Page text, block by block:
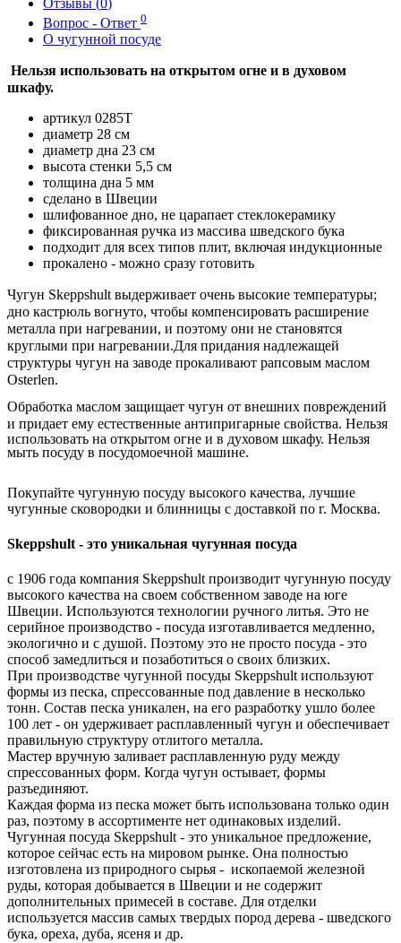
Отзывы (0)
Вопрос - Ответ 0
О чугунной посуде
Нельзя использовать на открытом огне и в духовом
шкафу.
артикул 0285T
диаметр 28 см
диаметр дна 23 см
высота стенки 5,5 см
толщина дна 5 мм
сделано в Швеции
шлифованное дно, не царапает стеклокерамику
фиксированная ручка из массива шведского бука
подходит для всех типов плит, включая индукционные
прокалено - можно сразу готовить
Чугун Skeppshult выдерживает очень высокие температуры;
дно кастрюль вогнуто, чтобы компенсировать расширение
металла при нагревании, и поэтому они не становятся
круглыми при нагревании.Для придания надлежащей
структуры чугун на заводе прокаливают рапсовым маслом
Osterlen.
Обработка маслом защищает чугун от внешних повреждений
и придает ему естественные антипригарные свойства. Нельзя
использовать на открытом огне и в духовом шкафу. Нельзя
мыть посуду в посудомоечной машине.
Покупайте чугунную посуду высокого качества, лучшие
чугунные сковородки и блинницы с доставкой по г. Москва.
Skeppshult - это уникальная чугунная посуда
с 1906 года компания Skeppshult производит чугунную посуду
высокого качества на своем собственном заводе на юге
Швеции. Используются технологии ручного литья. Это не
серийное производство - посуда изготавливается медленно,
экологично и с душой. Поэтому это не просто посуда - это
способ замедлиться и позаботиться о своих близких.
При производстве чугунной посуды Skeppshult используют
формы из песка, спрессованные под давление в несколько
тонн. Состав песка уникален, на его разработку ушло более
100 лет - он удерживает расплавленный чугун и обеспечивает
правильную структуру отлитого металла.
Мастер вручную заливает расплавленную руду между
спрессованных форм. Когда чугун остывает, формы
разъединяют.
Каждая форма из песка может быть использована только один
раз, поэтому в ассортименте нет одинаковых изделий.
Чугунная посуда Skeppshult - это уникальное предложение,
которое сейчас есть на мировом рынке. Она полностью
изготовлена из природного сырья - ископаемой железной
руды, которая добывается в Швеции и не содержит
дополнительных примесей в составе. Для отделки
используется массив самых твердых пород дерева - шведского
бука, ореха, дуба, ясеня и др.